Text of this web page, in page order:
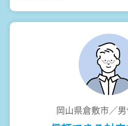
岡山県倉敷市／